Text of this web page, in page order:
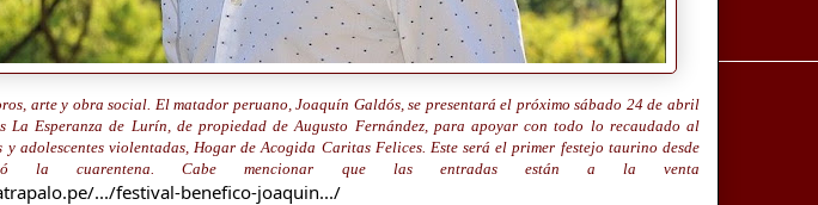
arte y obra social. El matador peruano, Joaquín Galdós, se presentará el próximo sábado 24 de abril
La Esperanza de Lurín, de propiedad de Augusto Fernández, para apoyar con todo lo recaudado al
adolescentes violentadas, Hogar de Acogida Caritas Felices. Este será el primer festejo taurino desde
la cuarentena. Cabe mencionar que las entradas están a la venta
.../festival-benefico-joaquin.../